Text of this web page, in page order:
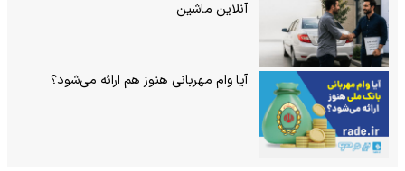
آنلاین ماشین
آیا وام مهربانی هنوز هم ارائه می‌شود؟